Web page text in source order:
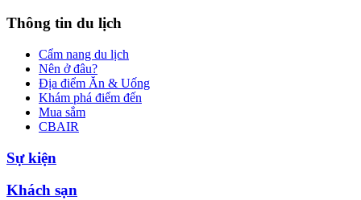
Thông tin du lịch
Cẩm nang du lịch
Nên ở đâu?
Địa điểm Ăn & Uống
Khám phá điểm đến
Mua sắm
CBAIR
Sự kiện
Khách sạn